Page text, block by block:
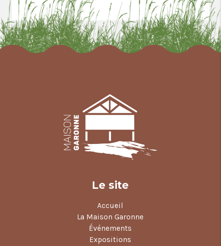
Le site
Accueil
La Maison Garonne
Événements
Expositions